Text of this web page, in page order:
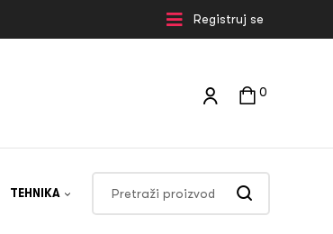
Registruj se
0
TEHNIKA